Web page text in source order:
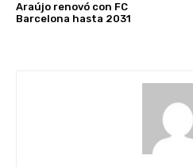
Araújo renovó con FC
Barcelona hasta 2031